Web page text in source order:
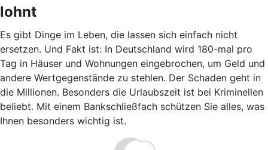
lohnt
Es gibt Dinge im Leben, die lassen sich einfach nicht
ersetzen. Und Fakt ist: In Deutschland wird 180-mal pro
Tag in Häuser und Wohnungen eingebrochen, um Geld und
andere Wertgegenstände zu stehlen. Der Schaden geht in
die Millionen. Besonders die Urlaubszeit ist bei Kriminellen
beliebt. Mit einem Bankschließfach schützen Sie alles, was
Ihnen besonders wichtig ist.